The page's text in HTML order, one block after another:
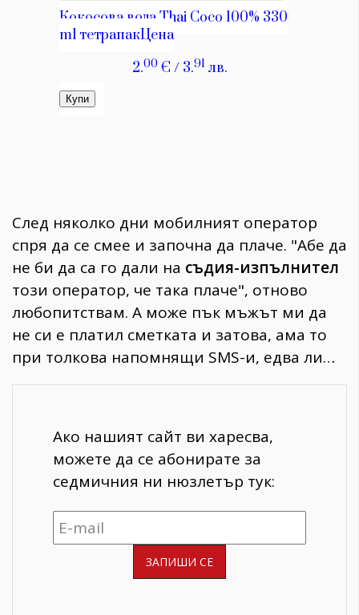
След няколко дни мобилният оператор
спря да се смее и започна да плаче. "Абе да
не би да са го дали на съдия-изпълнител
този оператор, че така плаче", отново
любопитствам. А може пък мъжът ми да
не си е платил сметката и затова, ама то
при толкова напомнящи SMS-и, едва ли…
Ако нашият сайт ви харесва,
можете да се абонирате за
седмичния ни нюзлетър тук: